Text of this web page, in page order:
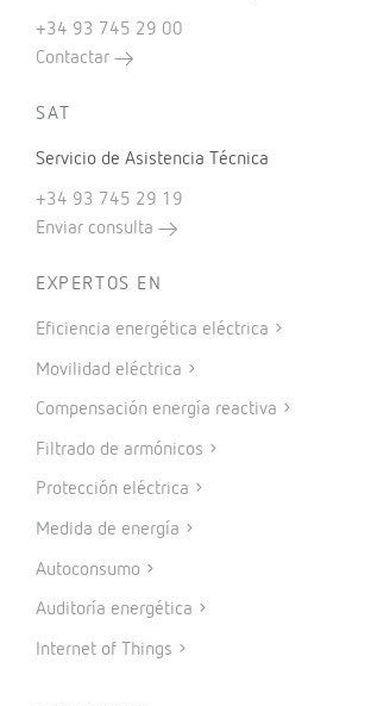
+34 93 745 29 00
Contactar
SAT
Servicio de Asistencia Técnica
+34 93 745 29 19
Enviar consulta
EXPERTOS EN
Eficiencia energética eléctrica
Movilidad eléctrica
Compensación energía reactiva
Filtrado de armónicos
Protección eléctrica
Medida de energía
Autoconsumo
Auditoría energética
Internet of Things